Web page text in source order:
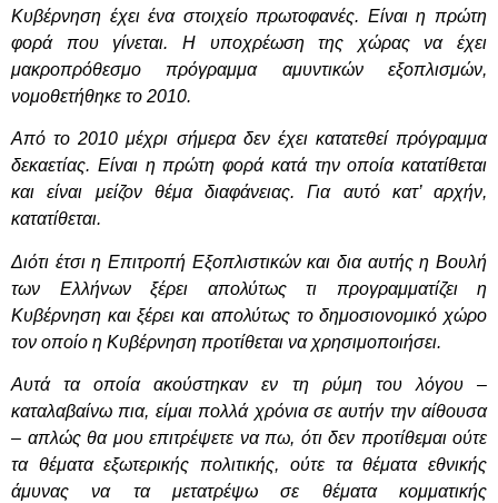
Κυβέρνηση έχει ένα στοιχείο πρωτοφανές. Είναι η πρώτη
φορά που γίνεται. Η υποχρέωση της χώρας να έχει
μακροπρόθεσμο πρόγραμμα αμυντικών εξοπλισμών,
νομοθετήθηκε το 2010.
Από το 2010 μέχρι σήμερα δεν έχει κατατεθεί πρόγραμμα
δεκαετίας. Είναι η πρώτη φορά κατά την οποία κατατίθεται
και είναι μείζον θέμα διαφάνειας. Για αυτό κατ’ αρχήν,
κατατίθεται.
Διότι έτσι η Επιτροπή Εξοπλιστικών και δια αυτής η Βουλή
των Ελλήνων ξέρει απολύτως τι προγραμματίζει η
Κυβέρνηση και ξέρει και απολύτως το δημοσιονομικό χώρο
τον οποίο η Κυβέρνηση προτίθεται να χρησιμοποιήσει.
Αυτά τα οποία ακούστηκαν εν τη ρύμη του λόγου –
καταλαβαίνω πια, είμαι πολλά χρόνια σε αυτήν την αίθουσα
– απλώς θα μου επιτρέψετε να πω, ότι δεν προτίθεμαι ούτε
τα θέματα εξωτερικής πολιτικής, ούτε τα θέματα εθνικής
άμυνας να τα μετατρέψω σε θέματα κομματικής